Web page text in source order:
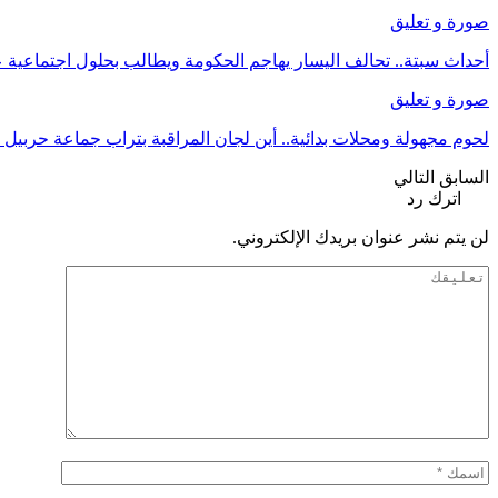
صورة و تعليق
أحداث سبتة.. تحالف اليسار يهاجم الحكومة ويطالب بحلول اجتماعية
صورة و تعليق
لحوم مجهولة ومحلات بدائية.. أين لجان المراقبة بتراب جماعة
السابق التالي
اترك رد
لن يتم نشر عنوان بريدك الإلكتروني.